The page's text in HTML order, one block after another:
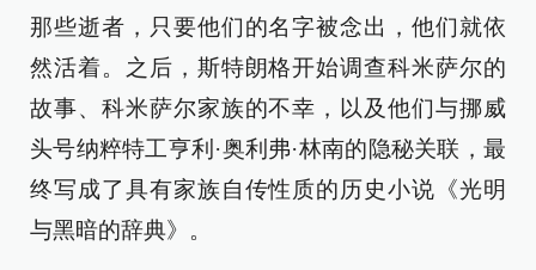
那些逝者，只要他们的名字被念出，他们就依
然活着。之后，斯特朗格开始调查科米萨尔的
故事、科米萨尔家族的不幸，以及他们与挪威
头号纳粹特工亨利·奥利弗·林南的隐秘关联，最
终写成了具有家族自传性质的历史小说《光明
与黑暗的辞典》。